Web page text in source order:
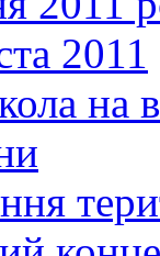
2011
на